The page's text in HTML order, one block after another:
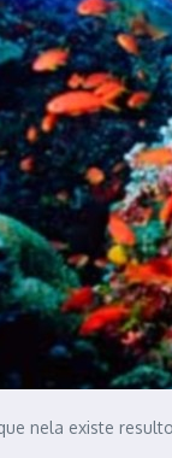
nela existe